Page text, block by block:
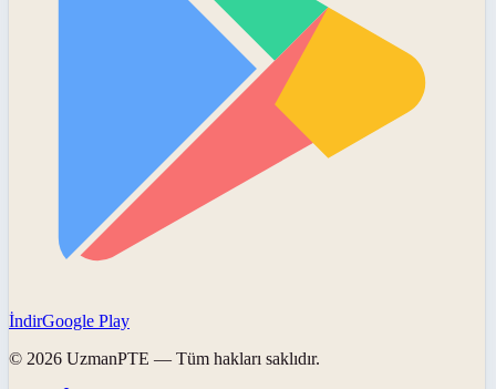
İndirGoogle Play
© 2026 UzmanPTE — Tüm hakları saklıdır.